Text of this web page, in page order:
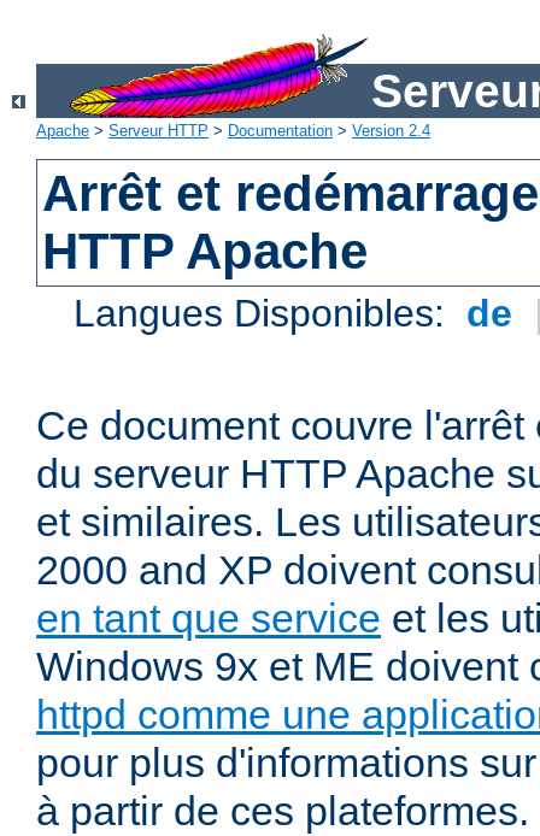
Apache > Serveur HTTP > Documentation > Version 2.4
Arrêt et
HTTP Apache
Langues Disponibles: de
Ce document couvre
du serveur HTTP Apache
et similaires. Les
2000 and XP doivent
en tant que service et les
Windows 9x et ME doivent
httpd comme une
pour plus d'informations
à partir de ces plateformes.